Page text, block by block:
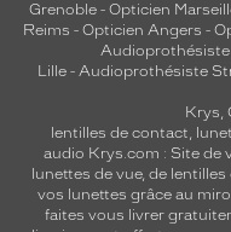
Grenoble - Opticien
Reims - Opticien Angers -
Audioprothésiste
Lille- Audioprothésiste
Krys,
lentilles de contact,
audio Krys.com : Site de
lunettes de vue, de
vos lunettes grâce au
faites vous livrer